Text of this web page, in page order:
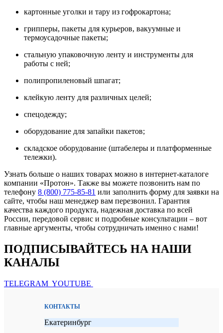
картонные уголки и тару из гофрокартона;
грипперы, пакеты для курьеров, вакуумные и
термоусадочные пакеты;
стальную упаковочную ленту и инструменты для
работы с ней;
полипропиленовый шпагат;
клейкую ленту для различных целей;
спецодежду;
оборудование для запайки пакетов;
складское оборудование (штабелеры и платформенные
тележки).
Узнать больше о наших товарах можно в интернет-каталоге
компании «Протон». Также вы можете позвонить нам по
телефону 8 (800) 775-85-81 или заполнить форму для заявки на
сайте, чтобы наш менеджер вам перезвонил. Гарантия
качества каждого продукта, надежная доставка по всей
России, передовой сервис и подробные консультации – вот
главные аргументы, чтобы сотрудничать именно с нами!
ПОДПИСЫВАЙТЕСЬ НА НАШИ
КАНАЛЫ
TELEGRAM YOUTUBE
КОНТАКТЫ
Екатеринбург